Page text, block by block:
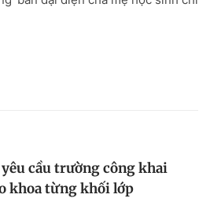
yêu cầu trường công khai
khoa từng khối lớp